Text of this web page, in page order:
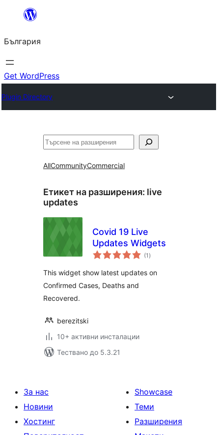
България
Get WordPress
Plugin Directory
Търсене
AllCommunityCommercial
Етикет на разширения: live
updates
Covid 19 Live
Updates Widgets
(1 общо
оценки
)
This widget show latest updates on
Confirmed Cases, Deaths and
Recovered.
berezitski
10+ активни инсталации
Тествано до 5.3.21
За нас
Новини
Хостинг
Showcase
Теми
Разширения